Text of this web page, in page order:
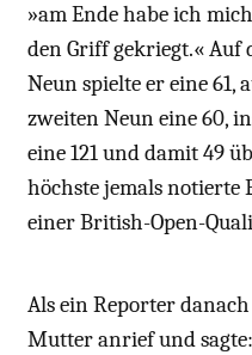
»am Ende habe ich
den Griff gekriegt.« Auf
Neun spielte er eine 61,
zweiten Neun eine 60,
eine 121 und damit 49
höchste jemals notierte
einer British-Open-
Als ein Reporter
Mutter anrief und